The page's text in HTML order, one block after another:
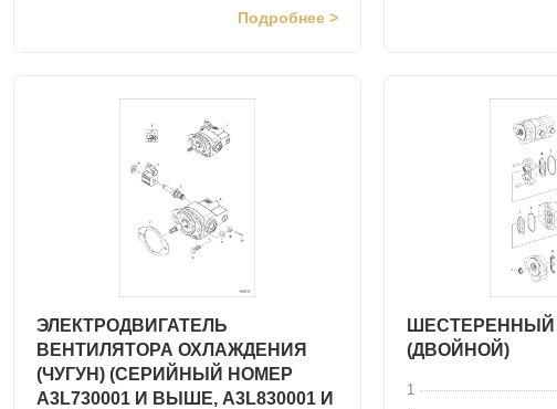
Подробнее >
ЭЛЕКТРОДВИГАТЕЛЬ
ВЕНТИЛЯТОРА ОХЛАЖДЕНИЯ
(ЧУГУН) (СЕРИЙНЫЙ НОМЕР
A3L730001 И ВЫШЕ, A3L830001 И
(ДВОЙНОЙ)
1